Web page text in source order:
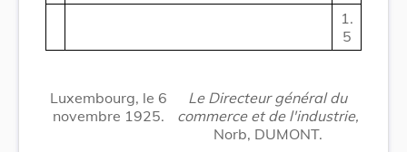
1.
5
Luxembourg, le 6
novembre 1925.
Le Directeur général du
commerce et de l'industrie,
Norb, DUMONT.